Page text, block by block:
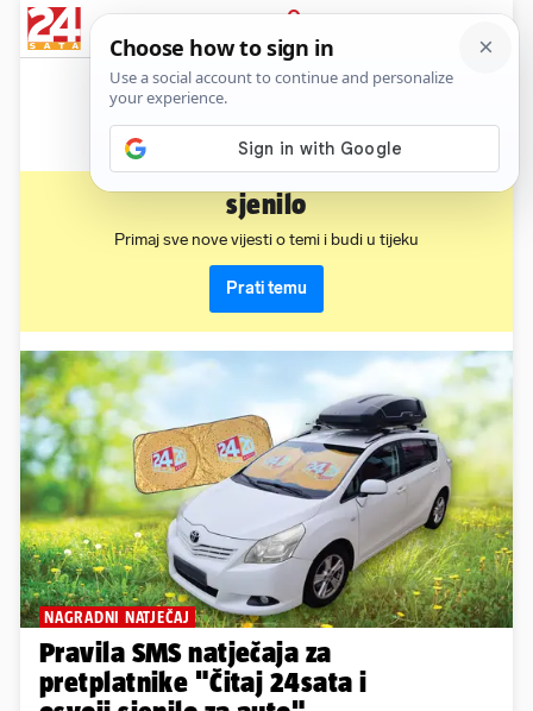
PRIJAVA
News
sjenilo
Primaj sve nove vijesti o temi i budi u tijeku
Prati temu
NAGRADNI NATJEČAJ
Pravila SMS natječaja za
pretplatnike "Čitaj 24sata i